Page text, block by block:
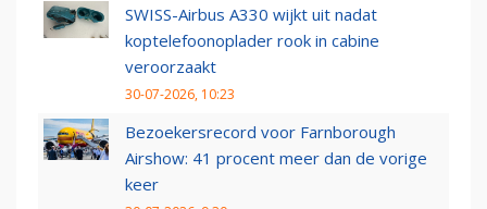
SWISS-Airbus A330 wijkt uit nadat
koptelefoonoplader rook in cabine
veroorzaakt
30-07-2026, 10:23
Bezoekersrecord voor Farnborough
Airshow: 41 procent meer dan de vorige
keer